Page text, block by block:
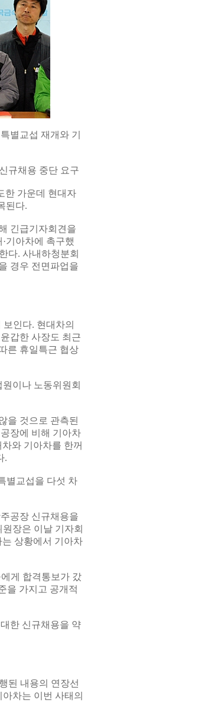
별교섭 재개와 기
규채용 중단 요구
한 가운데 현대자
된다.
긴급기자회견을
기아차에 촉구했
다. 사내하청분회
경우 전면파업을
인다. 현대차의
갑한 사장도 최근
른 휴일특근 협상
이나 노동위원회
을 것으로 관측된
장에 비해 기아차
와 기아차를 한꺼
.
별교섭을 다섯 차
공장 신규채용을
장은 이날 기자회
상황에서 기아차
게 합격통보가 갔
을 가지고 공개적
한 신규채용을 약
된 내용의 연장선
차는 이번 사태의